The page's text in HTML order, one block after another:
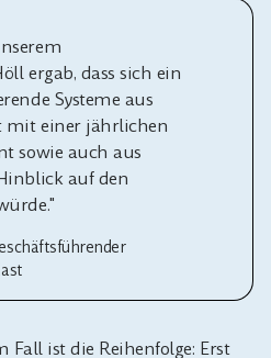
ergab, dass sich ein
Systeme aus
mit einer jährlichen
sowie auch aus
auf den
Fall ist die Reihenfolge: Erst